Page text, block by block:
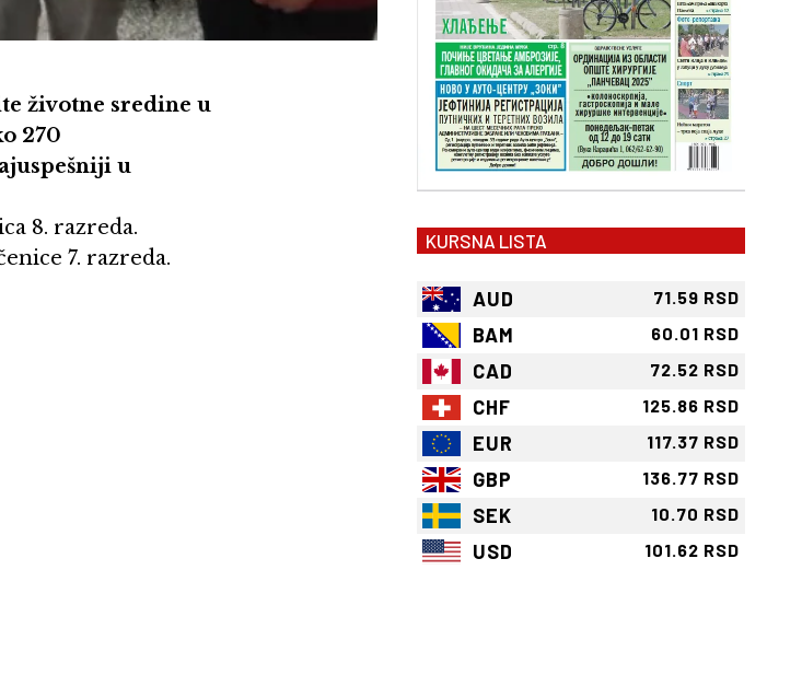
životne sredine u
270
u
8. razreda.
7. razreda.
KURSNA LISTA
AUD 71.59 RSD
BAM 60.01 RSD
CAD 72.52 RSD
CHF 125.86 RSD
EUR 117.37 RSD
GBP 136.77 RSD
SEK 10.70 RSD
USD 101.62 RSD